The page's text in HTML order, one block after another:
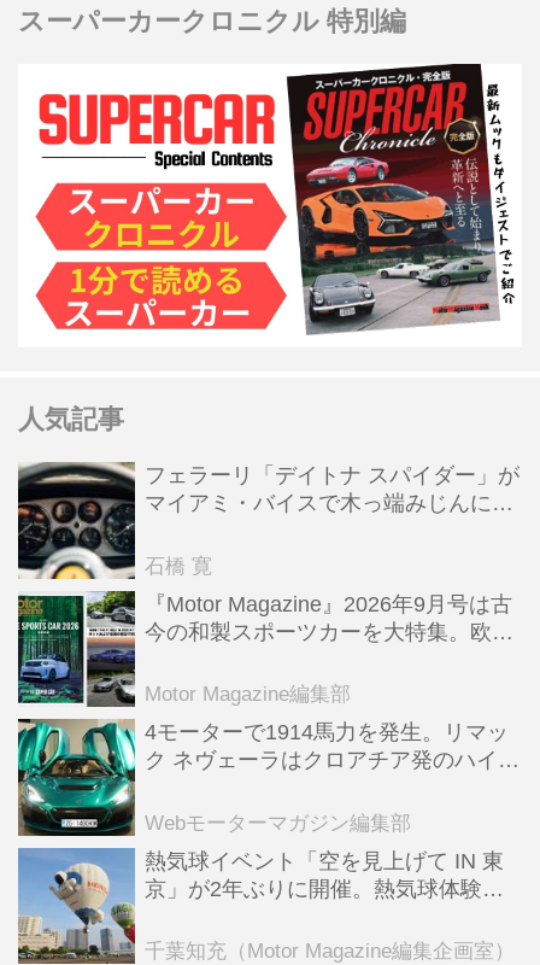
スーパーカークロニクル 特別編
人気記事
フェラーリ「デイトナ スパイダー」が
マイアミ・バイスで木っ端みじんにな
石橋 寛
『Motor Magazine』2026年9月号は古
今の和製スポーツカーを大特集。欧州
Motor Magazine編集部
4モーターで1914馬力を発生。リマッ
ク ネヴェーラはクロアチア発のハイパ
全版／115】
Webモーターマガジン編集部
熱気球イベント「空を見上げて IN 東
京」が2年ぶりに開催。熱気球体験搭
ンテンツも
千葉知充（Motor Magazine編集企画室）